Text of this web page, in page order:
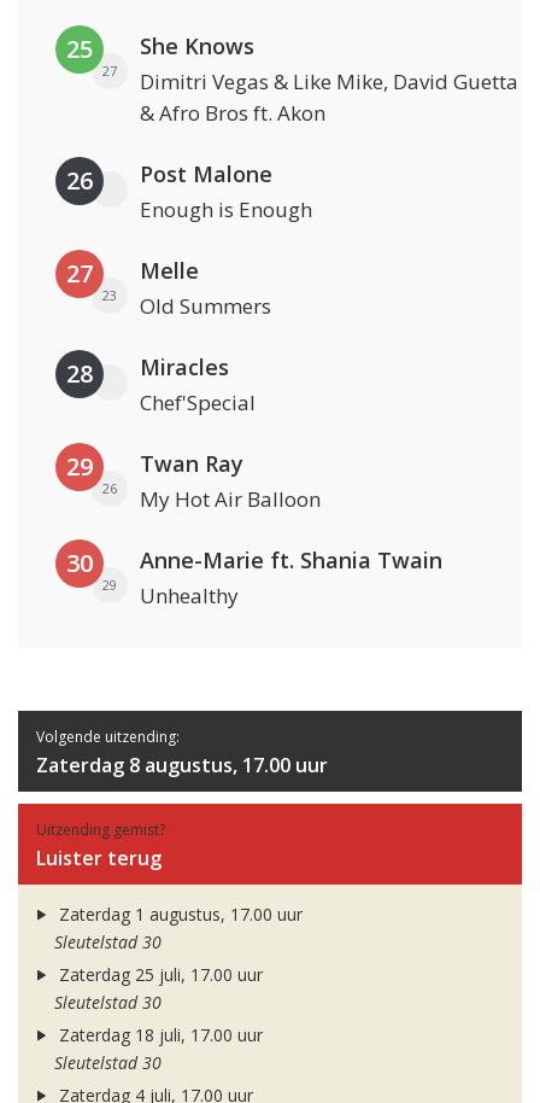
25
27
She Knows
Dimitri Vegas & Like Mike, David Guetta
& Afro Bros ft. Akon
26 Post Malone
Enough is Enough
27
23
Melle
Old Summers
28 Miracles
Chef'Special
29
26
Twan Ray
My Hot Air Balloon
30
29
Anne-Marie ft. Shania Twain
Unhealthy
Volgende uitzending:
Zaterdag 8 augustus, 17.00 uur
Uitzending gemist?
Luister terug
Zaterdag 1 augustus, 17.00 uur
Sleutelstad 30
Zaterdag 25 juli, 17.00 uur
Sleutelstad 30
Zaterdag 18 juli, 17.00 uur
Sleutelstad 30
Zaterdag 4 juli, 17.00 uur